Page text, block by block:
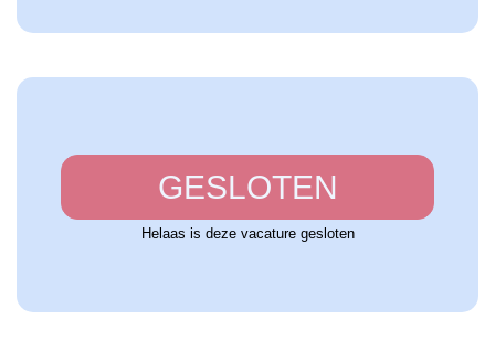
GESLOTEN
Helaas is deze vacature gesloten